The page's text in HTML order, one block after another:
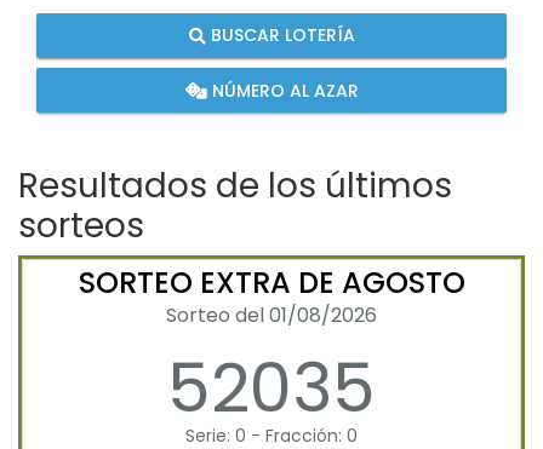
BUSCAR LOTERÍA
NÚMERO AL AZAR
Resultados de los últimos
sorteos
SORTEO EXTRA DE AGOSTO
Sorteo del 01/08/2026
52035
Serie: 0 - Fracción: 0